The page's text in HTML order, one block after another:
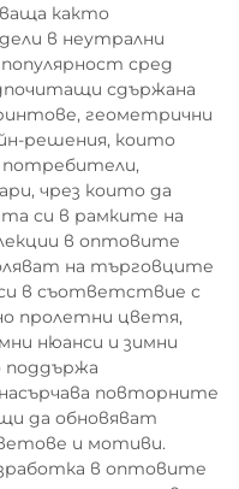
както
в неутрални
сред
сдържана
геометрични
решения, които
потребители,
чрез които да
си в рамките на
в оптовите
на търговците
в съответствие с
пролетни цветя,
нюанси и зимни
поддържа
повторните
да обновяват
и мотиви.
в оптовите